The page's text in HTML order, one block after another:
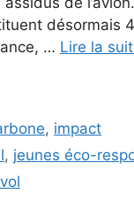
désormais
… Lire la
, impact
, jeunes éco-
vol